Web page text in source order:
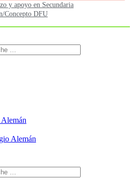
y apoyo en Secundaria
Concepto DFU